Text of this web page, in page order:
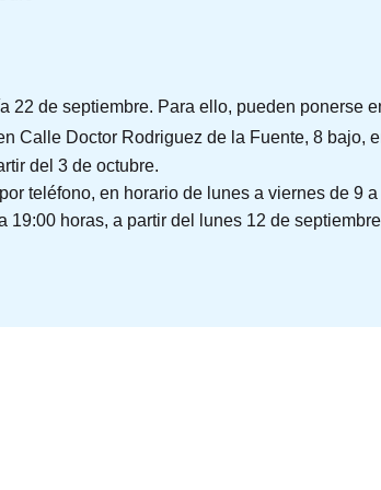
22 de septiembre. Para ello, pueden ponerse
Calle Doctor Rodriguez de la Fuente, 8 bajo,
del 3 de octubre.
teléfono, en horario de lunes a viernes de 9
19:00 horas, a partir del lunes 12 de